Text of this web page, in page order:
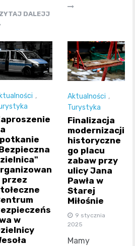
DALEJJ
,
przez
w
Aktualności ,
Turystyka
Finalizacja
modernizacji
historyczne
go placu
zabaw przy
ulicy Jana
Pawła w
Starej
Miłośnie
9 stycznia
2025
Mamy